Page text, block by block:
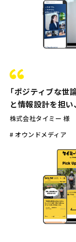
「ポジティブな世
と情報設計を担
株式会社タイミー 様
# オウンドメディア